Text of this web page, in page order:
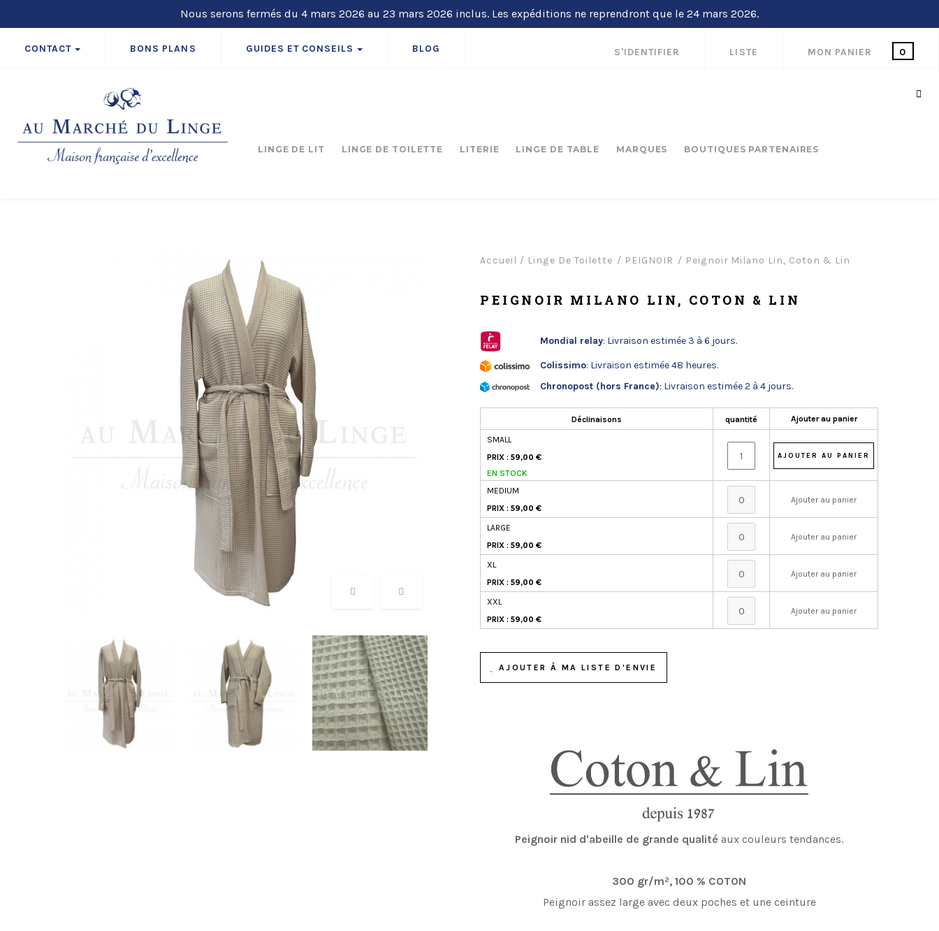
Nous serons fermés du 4 mars 2026 au 23 mars 2026 inclus. Les expéditions ne reprendront que le 24 mars 2026.
CONTACT BONS PLANS GUIDES ET CONSEILS BLOG MON PANIER 0
LISTE
S'IDENTIFIER
LINGE DE LIT LINGE DE TOILETTE LITERIE LINGE DE TABLE MARQUES BOUTIQUES PARTENAIRES
Accueil / Linge De Toilette PEIGNOIR Peignoir Milano Lin, Coton & Lin
PEIGNOIR MILANO LIN, COTON & LIN
Mondial relay: Livraison estimée 3 à 6 jours.
Colissimo: Livraison estimée 48 heures.
Chronopost (hors France): Livraison estimée 2 à 4 jours.
Déclinaisons quantité Ajouter au panier
SMALL
PRIX : 59,00 €
EN STOCK
MEDIUM
PRIX : 59,00 €
Ajouter au panier
LARGE
PRIX : 59,00 €
Ajouter au panier
XL
PRIX : 59,00 €
Ajouter au panier
XXL
PRIX : 59,00 €
Ajouter au panier
AJOUTER À MA LISTE D'ENVIE
Peignoir nid d'abeille de grande qualité aux couleurs tendances.
300 gr/m², 100 % COTON
Peignoir assez large avec deux poches et une ceinture